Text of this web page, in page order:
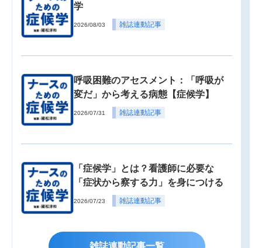
学
2026/08/03 雑誌連動記事
呼吸困難のアセスメント：「呼吸が
変だ」から考える病態【症候学】
2026/07/31 雑誌連動記事
「症候学」とは？看護師に必要な
「症状から察する力」を身につける
2026/07/23 雑誌連動記事
雑誌連動記事一覧